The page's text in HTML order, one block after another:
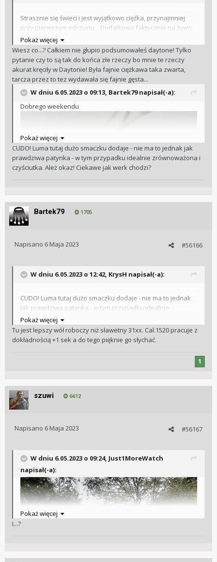
Strasznie się świeci i jest wyjątkowo ciężka, przynajmniej
przy pierwszym odczuciu... Dodatkowo faktycznie na żywo
jest mała a przez to za dużo dzieje się na tarczy. Może biała
broni się bardziej niż czarna.
Pokaż więcej
Wiesz co...? Całkiem nie głupio podsumowałeś daytone! Tylko
pytanie czy to są tak do końca złe rzeczy bo mnie te rzeczy
akurat kręciły w Daytonie! Była fajnie ciężkawa taka zwarta,
tarcza przez to tez wydawała się fajnie gęsta...
W dniu 6.05.2023 o 09:13, Bartek79napisał(-a):
Dobrego weekendu
Pokaż więcej
CUDO! Luma tutaj dużo smaczku dodaje - nie ma to jednak jak
prawdziwa patynka - w tym przypadku idealnie zrównoważona i
czyściutka. Ależ okaz! Ciekawe jak werk chodzi?
Bartek79 1705
#56166
Napisano 6 Maja 2023
W dniu 6.05.2023 o 12:42, KrysH napisał(-a):
CUDO! Luma tutaj dużo smaczku dodaje - nie ma to jednak
jak prawdziwa patynka - w tym przypadku idealnie
zrównoważona i czyściutka. Ależ okaz! Ciekawe jak werk
chodzi?
Pokaż więcej
Tu jest lepszy wół roboczy niż sławetny 31xx. Cal.1520 pracuje z
dokładnością +1 sek a do tego pięknie go słychać.
1
szuwi 6612
#56167
Napisano 6 Maja 2023
W dniu 6.05.2023 o 09:24, Just1MoreWatch
napisał(-a):
Pokaż więcej
I...?